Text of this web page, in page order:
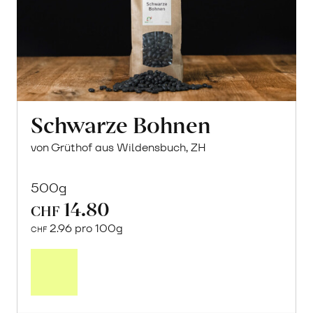
Schwarze Bohnen
von Grüthof aus Wildensbuch, ZH
500g
CHF 14.80
CHF 2.96 pro 100g